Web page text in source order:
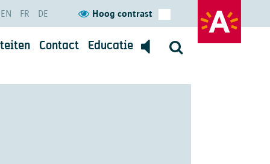
EN FR DE Hoog contrast
Contact Educatie